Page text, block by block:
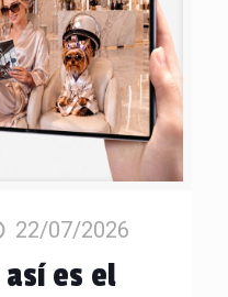
22/07/2026
así es el